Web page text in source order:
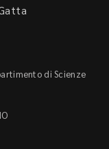
di Scienze